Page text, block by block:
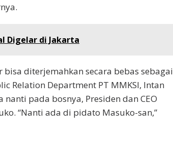
Digelar di Jakarta
diterjemahkan secara bebas sebagai
Relation Department PT MMKSI, Intan
pada bosnya, Presiden dan CEO
“Nanti ada di pidato Masuko-san,”